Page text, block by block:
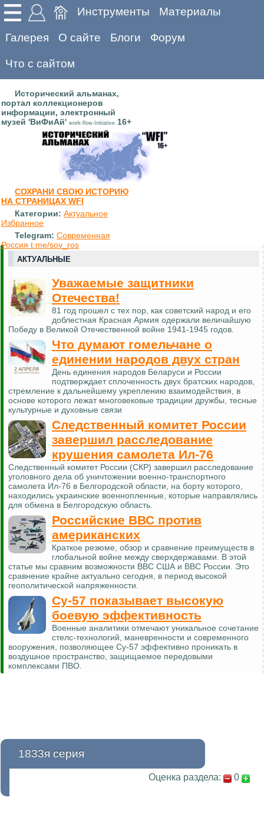
Инструменты Материалы
Галерея О сайте Блоги Форум
Что с сайтом
Исторический альманах,
портал коллекционеров
информации, электронный
музей 'ВиФиАй' work-flow-Initiative 16+
СОХРАНИ СВОЮ ИСТОРИЮ
НА СТРАНИЦАХ WFI
Категории: Актуальное
Избранное
Telegram: Современная
Россия t.me/sov_ros
АКТУАЛЬНЫЕ
Уважаемые защитники
Отечества!
81 год прошел с тех пор, как советский народ и его
доблестная Красная Армия одержали величайшую
Победу в Великой Отечественной войне 1941-1945 годов.
Что думают гомельчане о
единении народов двух стран
День единения народов Беларуси и России
подтверждает сплоченность двух братских народов,
стремление к дальнейшему укреплению взаимодействия, в
основе которого лежат многовековые традиции дружбы, тесные
культурные и духовные связи
Следственный комитет России
завершил расследование
крушения самолета Ил-76
Следственный комитет России (СКР) завершил расследование
уголовного дела об уничтожении военно-транспортного
самолета Ил-76 в Белгородской области, на борту которого,
находились украинские военнопленные, которые направлялись
для обмена в Белгородскую область.
Российские ВВС против
американских
Краткое резюме, обзор и сравнение преимуществ в
глобальной войне между сверхдержавами. В этой
статье мы сравним возможности ВВС США и ВВС России. Это
сравнение крайне актуально сегодня, в период высокой
геополитической напряженности.
Су-57 показывает высокую
боевую эффективность
Военные аналитики отмечают уникальное сочетание
стелс-технологий, маневренности и современного
вооружения, позволяющее Су-57 эффективно проникать в
воздушное пространство, защищаемое передовыми
комплексами ПВО.
1833я серия
Оценка раздела: 0